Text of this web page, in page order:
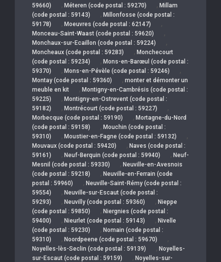
59660)
, Méteren (code postal : 59270) , Millam
(code postal : 59143)
, Millonfosse (code postal :
59178)
, Moeuvres (code postal : 62147) ,
Monceau-Saint-Waast (code postal : 59620) ,
Monchaux-sur-Ecaillon (code postal : 59224) ,
Moncheaux (code postal : 59283) , Monchecourt
(code postal : 59234)
, Mons-en-Barœul (code postal :
59370)
, Mons-en-Pévèle (code postal : 59246) ,
Montay (code postal : 59360) , monter et démonter un
meuble en kit
, Montigny-en-Cambrésis (code postal :
59225)
, Montigny-en-Ostrevent (code postal :
59182)
, Montrécourt (code postal : 59227) ,
Morbecque (code postal : 59190) , Mortagne-du-Nord
(code postal : 59158)
, Mouchin (code postal :
59310)
, Moustier-en-Fagne (code postal : 59132) ,
Mouvaux (code postal : 59420) , Naves (code postal :
59161)
, Neuf-Berquin (code postal : 59940) , Neuf-
Mesnil (code postal : 59330)
, Neuville-en-Avesnois
(code postal : 59218)
, Neuville-en-Ferrain (code
postal : 59960)
, Neuville-Saint-Rémy (code postal :
59554)
, Neuville-sur-Escaut (code postal :
59293)
, Neuvilly (code postal : 59360) , Nieppe
(code postal : 59850)
, Niergnies (code postal :
59400)
, Nieurlet (code postal : 59143) , Nivelle
(code postal : 59230)
, Nomain (code postal :
59310)
, Noordpeene (code postal : 59670) ,
Noyelles-lès-Seclin (code postal : 59139) , Noyelles-
sur-Escaut (code postal : 59159)
, Noyelles-sur-